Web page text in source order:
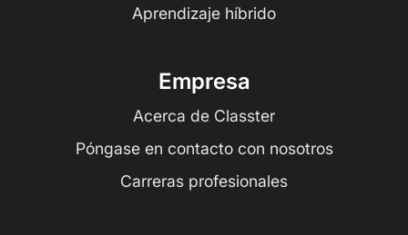
Aprendizaje híbrido
Empresa
Acerca de Classter
Póngase en contacto con nosotros
Carreras profesionales